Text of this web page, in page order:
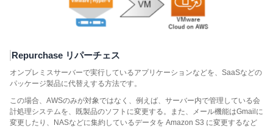
Repurchase リパーチェス
オンプレミスサーバーで実行しているアプリケーションなどを、SaaSなどの
パッケージ製品に代替えする方法です。
この場合、AWSのみが対象ではなく、例えば、サーバー内で管理している会
計処理システムを、既製品のソフトに変更する。また、メール機能はGmailに
変更したり、NASなどに集約しているデータを Amazon S3 に変更するなど